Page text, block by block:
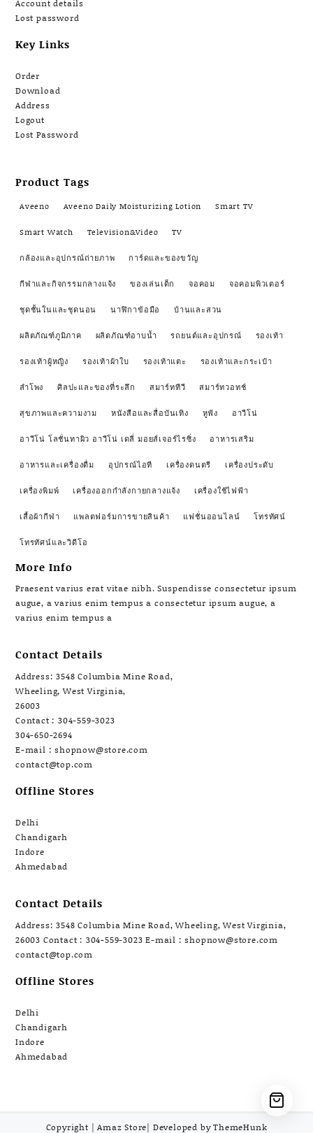
Account details
Lost password
Key Links
Order
Download
Address
Logout
Lost Password
Product Tags
Aveeno Aveeno Daily Moisturizing Lotion Smart TV
Smart Watch Television&Video TV
กล้องและอุปกรณ์ถ่ายภาพ การ์ดและของขวัญ
กีฬาและกิจกรรมกลางแจ้ง ของเล่นเด็ก จอคอม จอคอมพิวเตอร์
ชุดชั้นในและชุดนอน นาฬิกาข้อมือ บ้านและสวน
ผลิตภัณฑ์ภูมิภาค ผลิตภัณฑ์อาบน้ำ รถยนต์และอุปกรณ์ รองเท้า
รองเท้าผู้หญิง รองเท้าผ้าใบ รองเท้าแตะ รองเท้าและกระเป๋า
ลำโพง ศิลปะและของที่ระลึก สมาร์ททีวี สมาร์ทวอทช์
สุขภาพและความงาม หนังสือและสื่อบันเทิง หูฟัง อาวีโน่
อาวีโน่ โลชั่นทาผิว อาวีโน่ เดลี่ มอยส์เจอร์ไรซิ่ง อาหารเสริม
อาหารและเครื่องดื่ม อุปกรณ์ไอที เครื่องดนตรี เครื่องประดับ
เครื่องพิมพ์ เครื่องออกกำลังกายกลางแจ้ง เครื่องใช้ไฟฟ้า
เสื้อผ้ากีฬา แพลตฟอร์มการขายสินค้า แฟชั่นออนไลน์ โทรทัศน์
โทรทัศน์และวิดีโอ
More Info
Praesent varius erat vitae nibh. Suspendisse consectetur ipsum
augue, a varius enim tempus a consectetur ipsum augue, a
varius enim tempus a
Contact Details
Address: 3548 Columbia Mine Road,
Wheeling, West Virginia,
26003
Contact : 304-559-3023
304-650-2694
E-mail : shopnow@store.com
contact@top.com
Offline Stores
Delhi
Chandigarh
Indore
Ahmedabad
Contact Details
Address: 3548 Columbia Mine Road, Wheeling, West Virginia,
26003 Contact : 304-559-3023 E-mail : shopnow@store.com
contact@top.com
Offline Stores
Delhi
Chandigarh
Indore
Ahmedabad
Copyright | Amaz Store| Developed by ThemeHunk